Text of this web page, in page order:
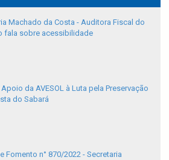
Machado da Costa - Auditora Fiscal do
fala sobre acessibilidade
da AVESOL à Luta pela Preservação
do Sabará
Fomento n° 870/2022 - Secretaria